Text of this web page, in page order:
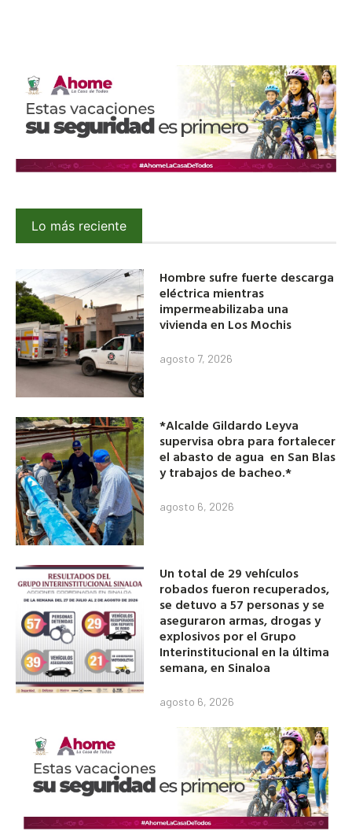
Lo más reciente
Hombre sufre fuerte descarga
eléctrica mientras
impermeabilizaba una
vivienda en Los Mochis
agosto 7, 2026
*Alcalde Gildardo Leyva
supervisa obra para fortalecer
el abasto de agua en San Blas
y trabajos de bacheo.*
agosto 6, 2026
Un total de 29 vehículos
robados fueron recuperados,
se detuvo a 57 personas y se
aseguraron armas, drogas y
explosivos por el Grupo
Interinstitucional en la última
semana, en Sinaloa
agosto 6, 2026